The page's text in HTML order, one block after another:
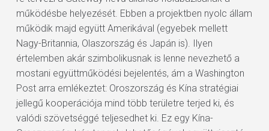
működésbe helyezését. Ebben a projektben nyolc állam
működik majd együtt Amerikával (egyebek mellett
Nagy-Britannia, Olaszország és Japán is). Ilyen
értelemben akár szimbolikusnak is lenne nevezhető a
mostani együttműködési bejelentés, ám a Washington
Post arra emlékeztet: Oroszország és Kína stratégiai
jellegű kooperációja mind több területre terjed ki, és
valódi szövetséggé teljesedhet ki. Ez egy Kína-